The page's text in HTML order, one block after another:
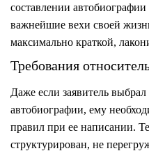
составлении
важнейшие вехи своей
максимально краткой,
Требования
Даже если заявитель
автобиографии, ему
правил при ее написании.
структурирован, не